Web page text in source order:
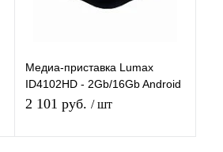
Медиа-приставка Lumax
ID4102HD - 2Gb/16Gb Android
10,0 Медиаплеер Smart tv
2 101 руб. / шт